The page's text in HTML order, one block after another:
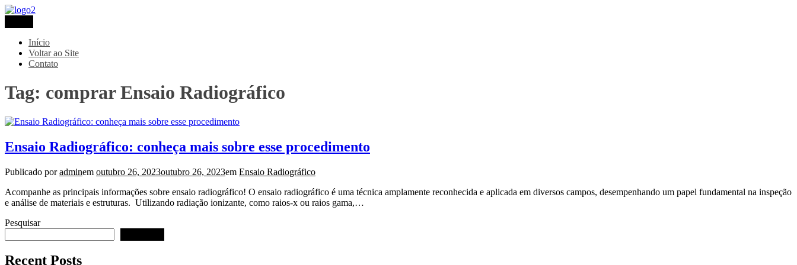
Pular
o
conteúdo
Metaltec
Blog
Início
Voltar ao Site
Contato
Tag: comprar Ensaio Radiográfico
Ensaio Radiográfico: conheça mais sobre esse procedimento
Publicado poradminem outubro 26, 2023outubro 26, 2023em Ensaio Radiográfico
Acompanhe as principais informações sobre ensaio radiográfico! O ensaio radiográfico é uma técnica amplamente reconhecida e aplicada em diversos campos, desempenhando um papel fundamental na inspeção
e análise de materiais e estruturas. Utilizando radiação ionizante, como raios-x ou raios gama,…
Pesquisar
Recent Posts